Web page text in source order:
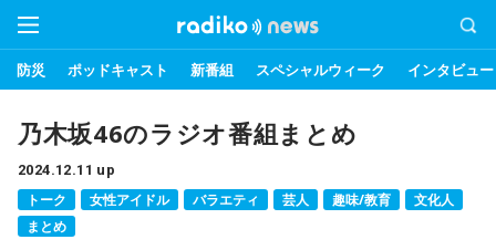
防災 ポッドキャスト 新番組 スペシャルウィーク インタビュー
乃木坂46のラジオ番組まとめ
2024.12.11 up
トーク 女性アイドル バラエティ 芸人 趣味/教育
文化人
まとめ